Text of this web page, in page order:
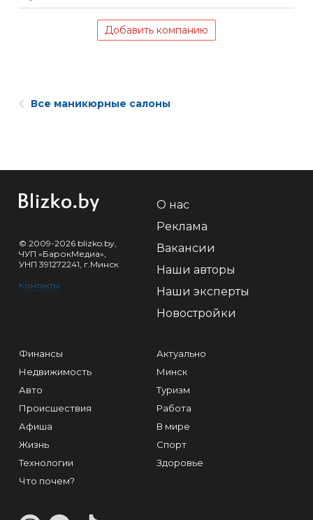
Добавить компанию
Все маникюрные салоны
© 2009-2026 blizko.by,
ЧУП «БарокМедиа»,
УНП 391272241, г.Минск
Контакты
О нас
Реклама
Вакансии
Наши авторы
Наши эксперты
Новостройки
Финансы
Недвижимость
Авто
Происшествия
Афиша
Жизнь
Технологии
Что почем?
Актуально
Минск
Туризм
Работа
В мире
Спорт
Здоровье